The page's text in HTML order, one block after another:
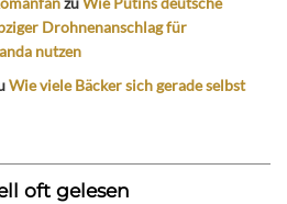
Drohnenanschlag für
nutzen
Wie viele Bäcker sich gerade selbst
oft gelesen